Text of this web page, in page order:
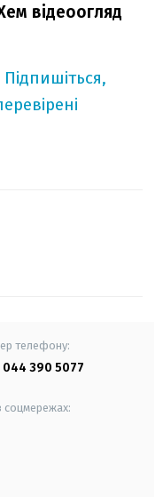
відеоогляд
Підпишіться,
телефону:
044 390 5077
соцмережах: